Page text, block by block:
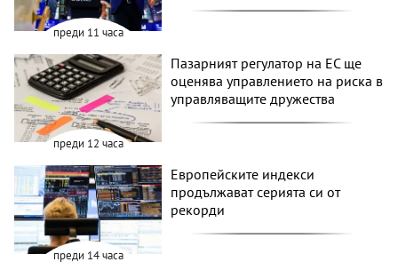
преди 11 часа
преди 12 часа
Пазарният регулатор на ЕС ще
оценява управлението на риска в
управляващите дружества
преди 14 часа
Европейските индекси
продължават серията си от
рекорди